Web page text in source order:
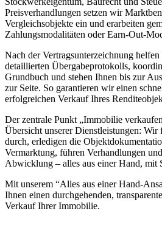
Preisverhandlungen setzen wir
Vergleichsobjekte ein und erarbeiten
Zahlungsmodalitäten oder Earn-Out-
Nach der Vertragsunterzeichnung
detaillierten Übergabeprotokolls,
Grundbuch und stehen Ihnen bis zur
zur Seite. So garantieren wir einen
erfolgreichen Verkauf Ihres
Der zentrale Punkt „Immobilie
Übersicht unserer Dienstleistungen: Wir
durch, erledigen die
Vermarktung, führen Verhandlungen
Abwicklung – alles aus einer Hand, mit
Mit unserem “Alles aus einer Hand-
Ihnen einen durchgehenden,
Verkauf Ihrer Immobilie.